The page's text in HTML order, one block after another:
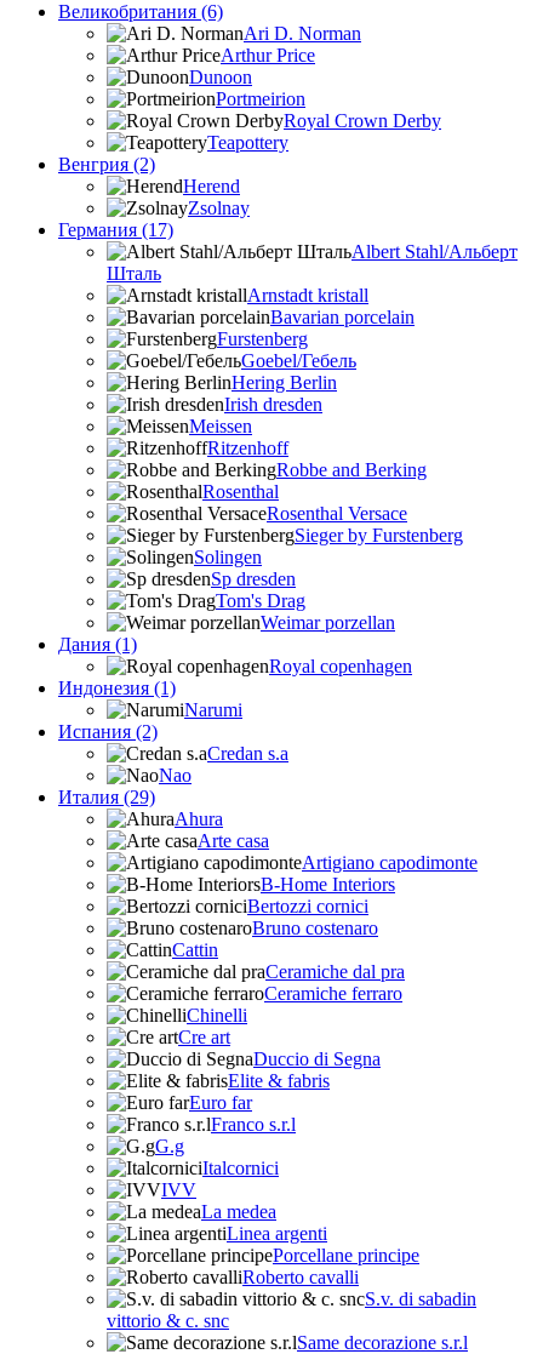
Великобритания (6)
Ari D. Norman
Arthur Price
Dunoon
Portmeirion
Royal Crown Derby
Teapottery
Венгрия (2)
Herend
Zsolnay
Германия (17)
Albert Stahl/Альбеpт
Шталь
Arnstadt kristall
Bavarian porcelain
Furstenberg
Goebel/Гебель
Hering Berlin
Irish dresden
Meissen
Ritzenhoff
Robbe and Berking
Rosenthal
Rosenthal Versace
Sieger by Furstenberg
Solingen
Sp dresden
Tom's Drag
Weimar porzellan
Дания (1)
Royal copenhagen
Индонезия (1)
Narumi
Испания (2)
Credan s.a
Nao
Италия (29)
Ahura
Arte casa
Artigiano capodimonte
B-Home Interiors
Bertozzi cornici
Bruno costenaro
Cattin
Ceramiche dal pra
Ceramiche ferraro
Chinelli
Cre art
Duccio di Segna
Elite & fabris
Euro far
Franco s.r.l
G.g
Italcornici
IVV
La medea
Linea argenti
Porcellane principe
Roberto cavalli
S.v. di sabadin
vittorio & c. snc
Same decorazione s.r.l